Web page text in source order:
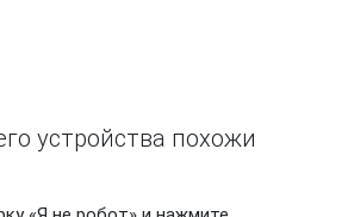
устройства похожи